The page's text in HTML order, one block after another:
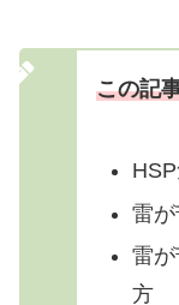
この記
雷
雷
方